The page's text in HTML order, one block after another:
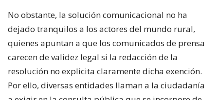
No obstante, la solución comunicacional no ha
dejado tranquilos a los actores del mundo rural,
quienes apuntan a que los comunicados de prensa
carecen de validez legal si la redacción de la
resolución no explicita claramente dicha exención.
Por ello, diversas entidades llaman a la ciudadanía